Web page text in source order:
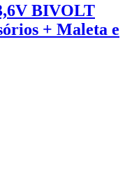
BIVOLT
+ Maleta e